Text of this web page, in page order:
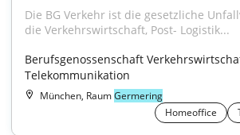
Die BG Verkehr ist die gesetzliche
die Verkehrswirtschaft, Post- Logistik...
Berufsgenossenschaft
Telekommunikation
München, RaumGermering
Homeoffice